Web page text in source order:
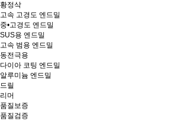
황정삭
고속 고경도 엔드밀
중•고경도 엔드밀
SUS용 엔드밀
고속 범용 엔드밀
동전극용
다이아 코팅 엔드밀
알루미늄 엔드밀
드릴
리머
품질보증
품질검증